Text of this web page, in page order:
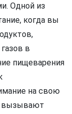
Одной из
когда вы
в
пищеварения
на свою
вызывают